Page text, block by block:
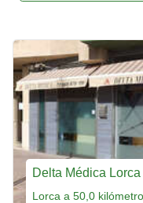
Delta Médica Lorca
Lorca a 50,0